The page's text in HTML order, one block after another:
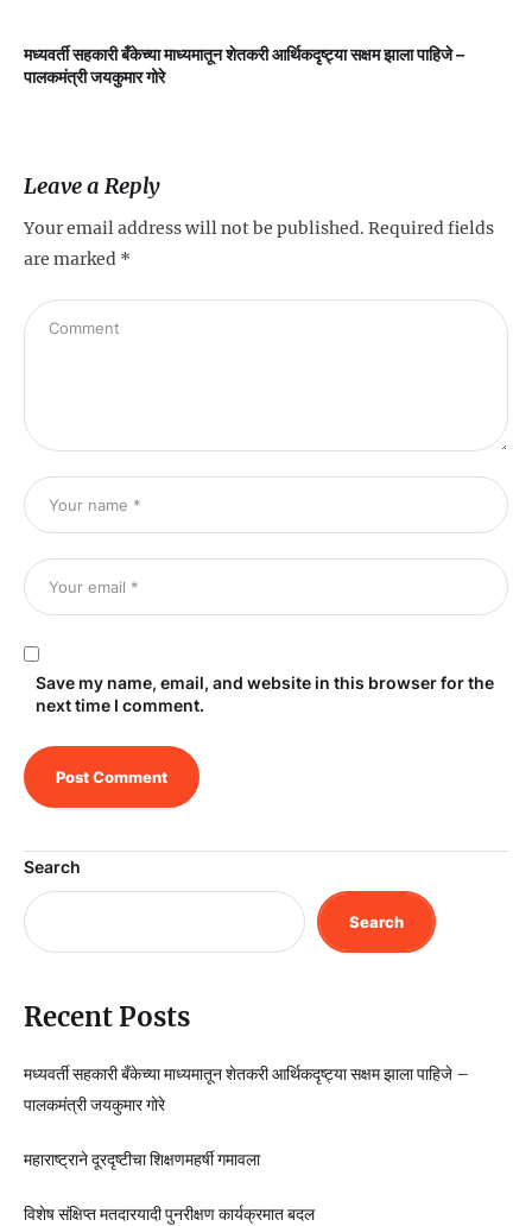
मध्यवर्ती सहकारी बँकेच्या माध्यमातून शेतकरी आर्थिकदृष्ट्या सक्षम झाला पाहिजे –
पालकमंत्री जयकुमार गोरे
Leave a Reply
Your email address will not be published. Required fields
are marked *
Save my name, email, and website in this browser for the
next time I comment.
Search
Search
Recent Posts
मध्यवर्ती सहकारी बँकेच्या माध्यमातून शेतकरी आर्थिकदृष्ट्या सक्षम झाला पाहिजे –
पालकमंत्री जयकुमार गोरे
महाराष्ट्राने दूरदृष्टीचा शिक्षणमहर्षी गमावला
विशेष संक्षिप्त मतदारयादी पुनरीक्षण कार्यक्रमात बदल